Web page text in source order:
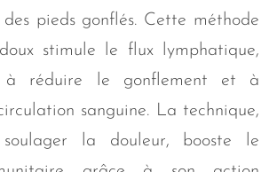
pieds gonflés. Cette méthode
stimule le flux lymphatique,
à réduire le gonflement et à
sanguine. La technique,
la douleur, booste le